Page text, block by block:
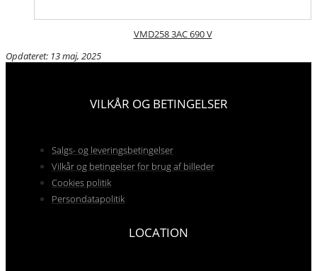
VMD258 3AC 690 V
Opdateret: 13 maj, 2025
VILKÅR OG BETINGELSER
Salgs- og leveringsbetingelser
Vilkår og betingelser for brug af billeder
Cookies politik
Persondatapolitik
LOCATION